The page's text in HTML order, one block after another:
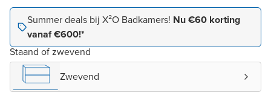
Summer deals bij X²O Badkamers! Nu €60 korting
vanaf €600!*
Staand of zwevend
Zwevend